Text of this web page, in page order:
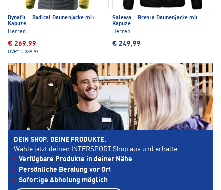
Dynafit ·
Radical Daunenjacke mit
Kapuze
Herren
€ 269,99
UVP* € 339,99
Salewa ·
Brenta Daunenjacke mit
Kapuze
Herren
€ 249,99
DEIN SHOP. DEINE PRODUKTE.
Wähle jetzt deinen INTERSPORT Shop aus und erhalte:
Verfügbare Produkte in deiner Nähe
Persönliche Beratung vor Ort
Sofortige Abholung möglich